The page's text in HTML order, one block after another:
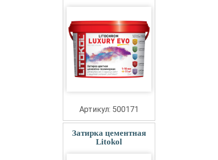
Артикул: 500171
Затирка цементная
Litokol